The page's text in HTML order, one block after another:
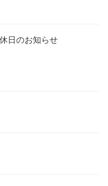
日のお知らせ